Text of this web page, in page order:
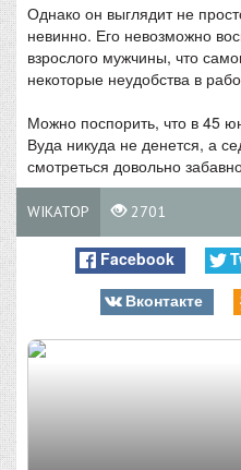
Однако он выглядит не
невинно. Его невозможно
взрослого мужчины, что
некоторые неудобства в
Можно поспорить, что в 45
Вуда никуда не денется, а
смотреться довольно
WIKATOP 2701
Facebook
Вконтакте